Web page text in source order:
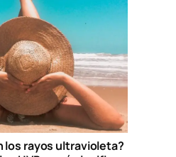
los rayos ultravioleta?